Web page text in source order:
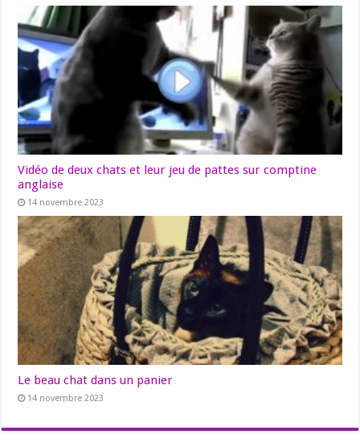
Vidéo de deux chats et leur jeu de pattes sur comptine
anglaise
14 novembre 2023
Le beau chat dans un panier
14 novembre 2023